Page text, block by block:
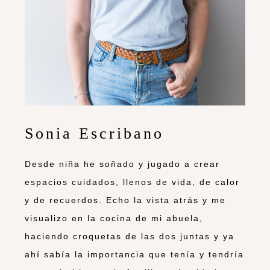
Sonia Escribano
Desde niña he soñado y jugado a crear
espacios cuidados, llenos de vida, de calor
y de recuerdos. Echo la vista atrás y me
visualizo en la cocina de mi abuela,
haciendo croquetas de las dos juntas y ya
ahí sabía la importancia que tenía y tendría